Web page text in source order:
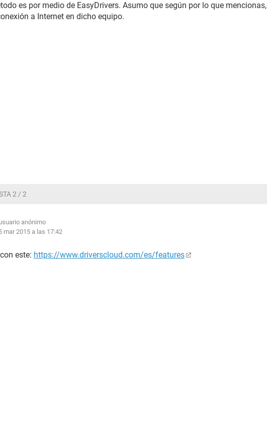
es por medio de EasyDrivers. Asumo que según por lo que mencionas,
a Internet en dicho equipo.
2 / 2
anónimo
mar 2015 a las 17:42
este: https://www.driverscloud.com/es/features